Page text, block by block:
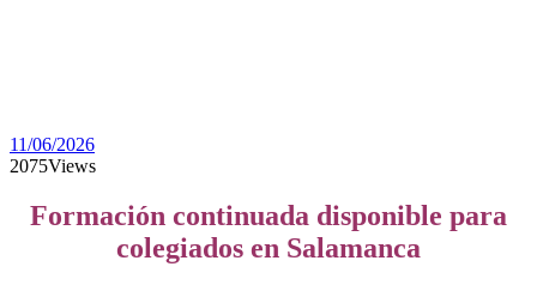
11/06/2026
2075Views
Formación continuada disponible para
colegiados en Salamanca